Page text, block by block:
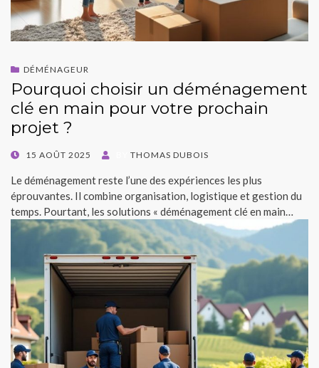
DÉMÉNAGEUR
Pourquoi choisir un déménagement
clé en main pour votre prochain
projet ?
POSTED15 AOÛT 2025 THOMAS DUBOIS
Le déménagement reste l’une des expériences les plus
éprouvantes. Il combine organisation, logistique et gestion du
temps. Pourtant, les solutions « déménagement clé en main…